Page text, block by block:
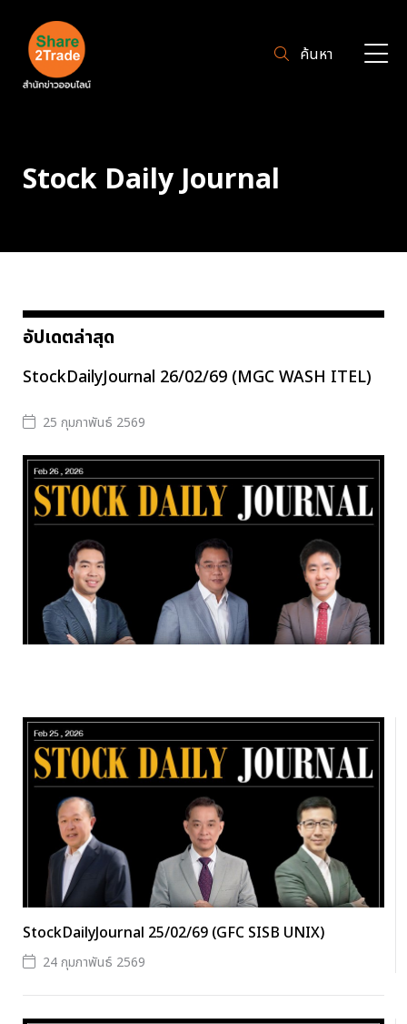
ค้นหา
Stock Daily Journal
อัปเดตล่าสุด
StockDailyJournal 26/02/69 (MGC WASH ITEL)
25 กุมภาพันธ์ 2569
StockDailyJournal 25/02/69 (GFC SISB UNIX)
24 กุมภาพันธ์ 2569